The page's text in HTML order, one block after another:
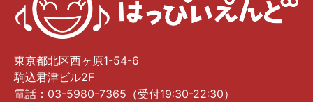
東京都北区西ヶ原1-54-6
駒込君津ビル2F
電話：03-5980-7365（受付19:30-22:30）